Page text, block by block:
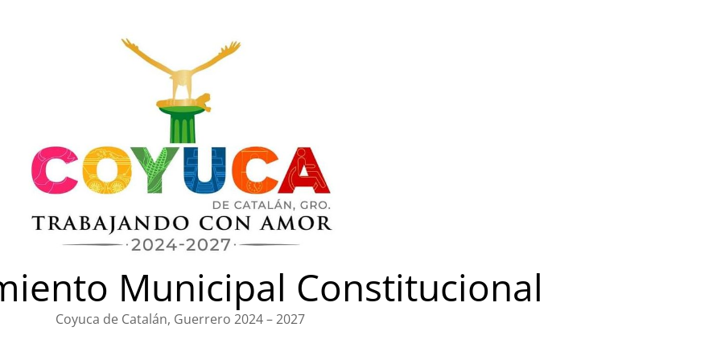
Municipal Constitucional
Coyuca de Catalán, Guerrero 2024 – 2027